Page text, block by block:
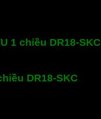
1 chiều DR18-SKC
DR18-SKC